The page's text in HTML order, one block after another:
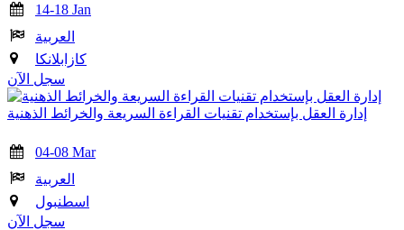
14-18 Jan
العربية
كازابلانكا
سجل الآن
إدارة العقل بإستخدام تقنيات القراءة السريعة والخرائط الذهنية
04-08 Mar
العربية
اسطنبول
سجل الآن